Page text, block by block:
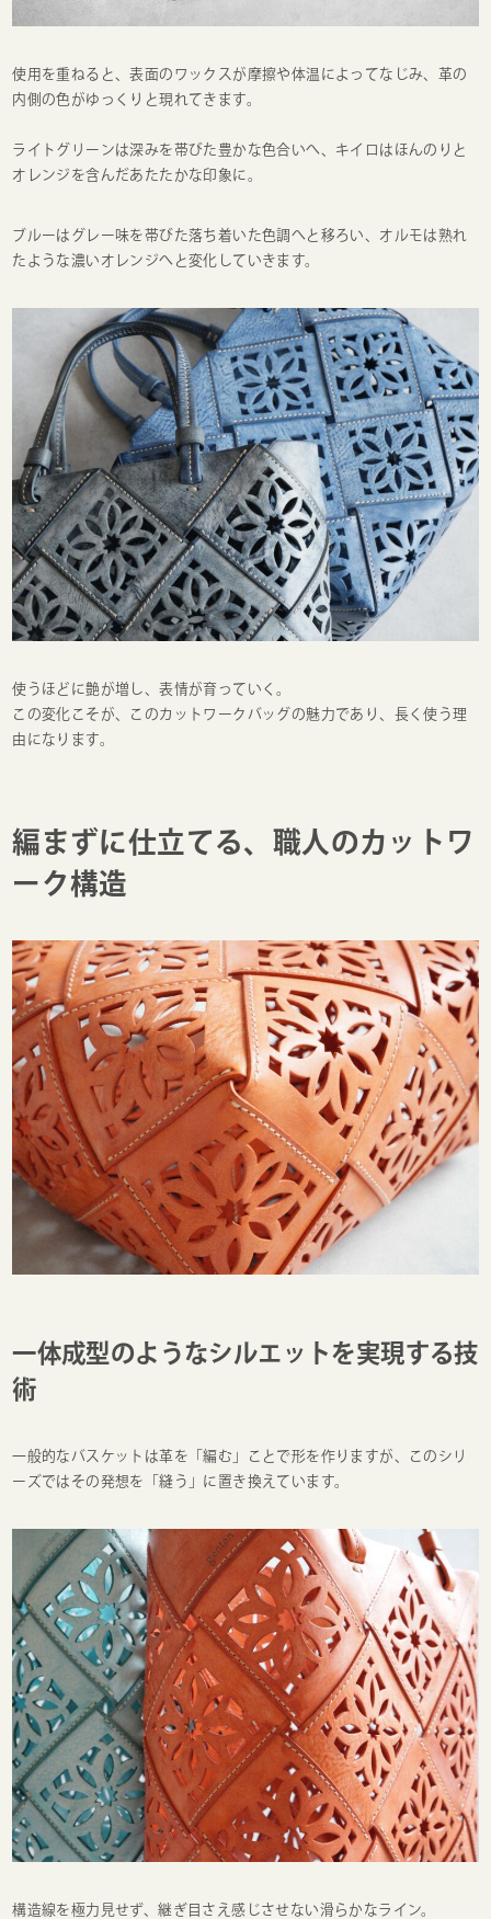
使用を重ねると、表面のワックスが摩擦や体温によってなじみ、革の
内側の色がゆっくりと現れてきます。
ライトグリーンは深みを帯びた豊かな色合いへ、キイロはほんのりと
オレンジを含んだあたたかな印象に。
ブルーはグレー味を帯びた落ち着いた色調へと移ろい、オルモは熟れ
たような濃いオレンジへと変化していきます。
使うほどに艶が増し、表情が育っていく。
この変化こそが、このカットワークバッグの魅力であり、長く使う理
由になります。
編まずに仕立てる、職人のカットワ
ーク構造
一体成型のようなシルエットを実現する技
術
一般的なバスケットは革を「編む」ことで形を作りますが、このシリ
ーズではその発想を「縫う」に置き換えています。
構造線を極力見せず、継ぎ目さえ感じさせない滑らかなライン。